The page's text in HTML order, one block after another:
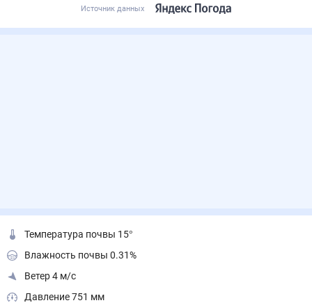
Источник данных
Температура почвы 15°
Влажность почвы 0.31%
Ветер 4 м/с
Давление 751 мм